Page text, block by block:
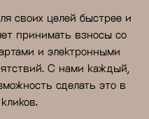
своих целей быстрее и
принимать взносы со
и электронными
С нами каждый,
сделать это в